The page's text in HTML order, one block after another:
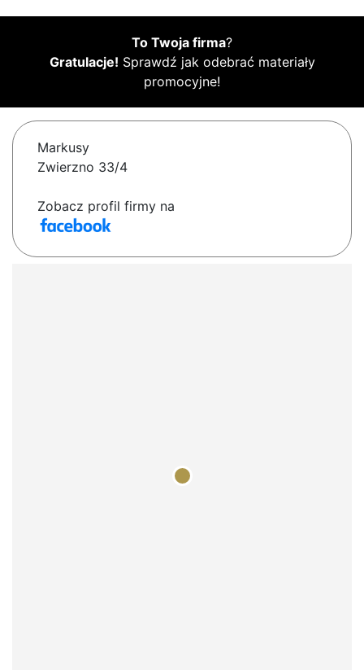
To Twoja firma?
Gratulacje! Sprawdź jak odebrać materiały
promocyjne!
Markusy
Zwierzno 33/4
Zobacz profil firmy na